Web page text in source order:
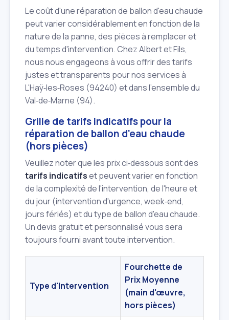
Le coût d'une réparation de ballon d'eau chaude
peut varier considérablement en fonction de la
nature de la panne, des pièces à remplacer et
du temps d'intervention. Chez Albert et Fils,
nous nous engageons à vous offrir des tarifs
justes et transparents pour nos services à
L'Haÿ‑les‑Roses (94240) et dans l'ensemble du
Val‑de‑Marne (94).
Grille de tarifs indicatifs pour la
réparation de ballon d'eau chaude
(hors pièces)
Veuillez noter que les prix ci‑dessous sont des
tarifs indicatifset peuvent varier en fonction
de la complexité de l'intervention, de l'heure et
du jour (intervention d'urgence, week‑end,
jours fériés) et du type de ballon d'eau chaude.
Un devis gratuit et personnalisé vous sera
toujours fourni avant toute intervention.
Type d'Intervention
Fourchette de
Prix Moyenne
(main d'œuvre,
hors pièces)